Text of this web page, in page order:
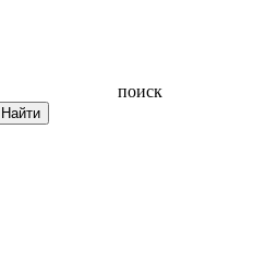
поиск